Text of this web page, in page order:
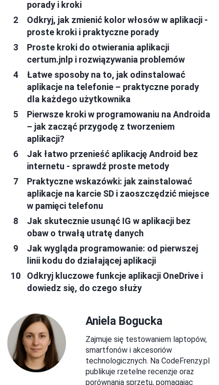
porady i kroki
Odkryj, jak zmienić kolor włosów w aplikacji -
proste kroki i praktyczne porady
Proste kroki do otwierania aplikacji
certum.jnlp i rozwiązywania problemów
Łatwe sposoby na to, jak odinstalować
aplikacje na telefonie – praktyczne porady
dla każdego użytkownika
Pierwsze kroki w programowaniu na Androida
– jak zacząć przygodę z tworzeniem
aplikacji?
Jak łatwo przenieść aplikację Android bez
internetu - sprawdź proste metody
Praktyczne wskazówki: jak zainstalować
aplikacje na karcie SD i zaoszczędzić miejsce
w pamięci telefonu
Jak skutecznie usunąć IG w aplikacji bez
obaw o trwałą utratę danych
Jak wygląda programowanie: od pierwszej
linii kodu do działającej aplikacji
Odkryj kluczowe funkcje aplikacji OneDrive i
dowiedz się, do czego służy
Aniela Bogucka
Zajmuje się testowaniem laptopów,
smartfonów i akcesoriów
technologicznych. Na CodeFrenzy.pl
publikuje rzetelne recenzje oraz
porównania sprzętu, pomagając